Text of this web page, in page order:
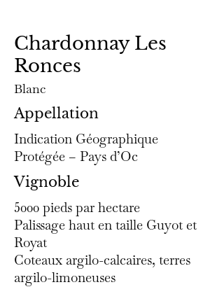
Chardonnay Les
Ronces
Blanc
Appellation
Indication Géographique
Protégée – Pays d’Oc
Vignoble
5000 pieds par hectare
Palissage haut en taille Guyot et
Royat
Coteaux argilo-calcaires, terres
argilo-limoneuses